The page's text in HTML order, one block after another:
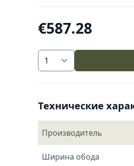
€587.28
Технические
Производитель
Ширина обода